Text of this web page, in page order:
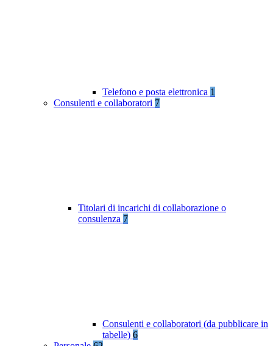
Telefono e posta elettronica 1
Consulenti e collaboratori 7
Titolari di incarichi di collaborazione o
consulenza 7
Consulenti e collaboratori (da pubblicare in
tabelle) 6